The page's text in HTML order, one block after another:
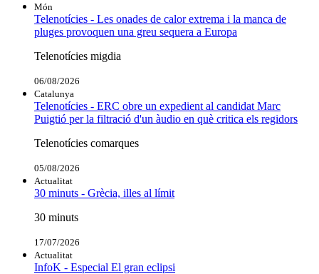
Món
Telenotícies - Les onades de calor extrema i la manca de
pluges provoquen una greu sequera a Europa
Telenotícies migdia
06/08/2026
Catalunya
Telenotícies - ERC obre un expedient al candidat Marc
Puigtió per la filtració d'un àudio en què critica els regidors
Telenotícies comarques
05/08/2026
Actualitat
30 minuts - Grècia, illes al límit
30 minuts
17/07/2026
Actualitat
InfoK - Especial El gran eclipsi